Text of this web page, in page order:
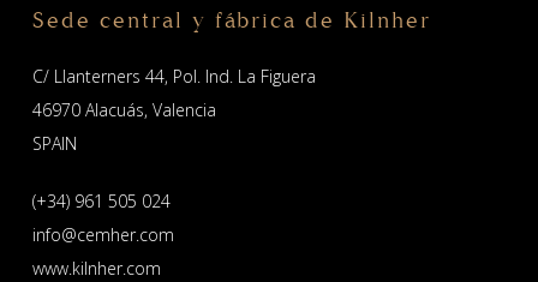
Sede central y fábrica de Kilnher
C/ Llanterners 44, Pol. Ind. La Figuera
46970 Alacuás, Valencia
SPAIN
(+34) 961 505 024
info@cemher.com
www.kilnher.com